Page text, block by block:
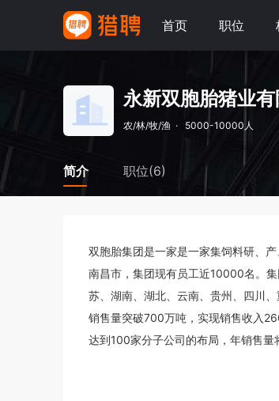
首页 职位
永新双胞胎猪业有
农/林/牧/渔 · 5000-10000人
简介 职位(6)
双胞胎集团是一家是一家集饲料研、
南昌市，集团现有员工近10000名。
苏、湖南、湖北、云南、贵州、四川
销售量突破700万吨，实现销售收入
达到100家分子公司的布局，年销售